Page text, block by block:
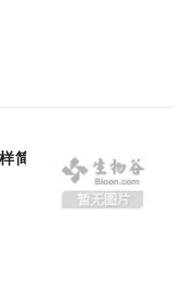
简单